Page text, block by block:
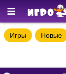
Игры Новые